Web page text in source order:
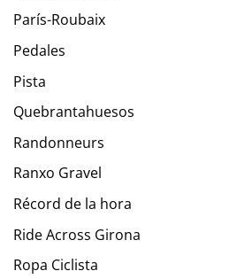
París-Roubaix
Pedales
Pista
Quebrantahuesos
Randonneurs
Ranxo Gravel
Récord de la hora
Ride Across Girona
Ropa Ciclista